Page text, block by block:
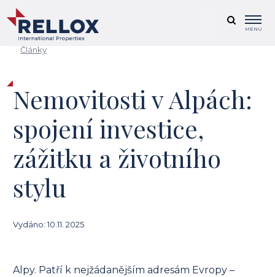
MENU
Články
Nemovitosti v Alpách:
spojení investice,
zážitku a životního
stylu
Vydáno: 10.11. 2025
Alpy. Patří k nejžádanějším adresám Evropy –